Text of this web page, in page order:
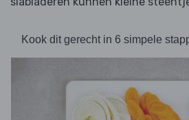
Kook dit gerecht in 6 simpele